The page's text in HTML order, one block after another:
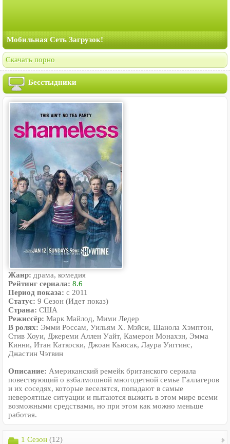
Мобильная Сеть Загрузок!
Скачать порно
Бесстыдники
Жанр: драма, комедия
Рейтинг сериала: 8.6
Период показа: с 2011
Статус: 9 Сезон (Идет показ)
Страна: США
Режиссёр: Марк Майлод, Мими Ледер
В ролях: Эмми Россам, Уильям Х. Мэйси, Шанола Хэмптон,
Стив Хоуи, Джереми Аллен Уайт, Камерон Монахэн, Эмма
Кинни, Итан Каткоски, Джоан Кьюсак, Лаура Уиггинс,
Джастин Чэтвин
Описание: Американский ремейк британского сериала
повествующий о взбалмошной многодетной семье Галлагеров
и их соседях, которые веселятся, попадают в самые
невероятные ситуации и пытаются выжить в этом мире всеми
возможными средствами, но при этом как можно меньше
работая.
1 Сезон (12)